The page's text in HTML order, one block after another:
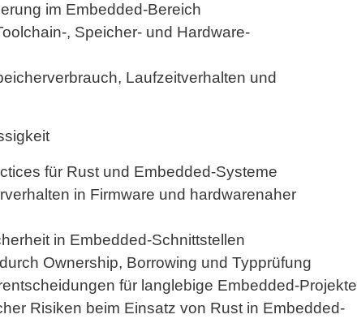
im Embedded-Bereich
, Speicher- und Hardware-
Laufzeitverhalten und
für Rust und Embedded-Systeme
in Firmware und hardwarenaher
in Embedded-Schnittstellen
Ownership, Borrowing und Typprüfung
für langlebige Embedded-Projekte
Risiken beim Einsatz von Rust in Embedded-